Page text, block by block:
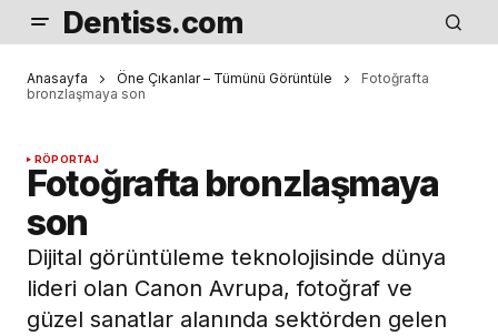
Dentiss.com
Anasayfa Öne Çıkanlar – Tümünü Görüntüle
Fotoğrafta
bronzlaşmaya son
RÖPORTAJ
Fotoğrafta bronzlaşmaya
son
Dijital görüntüleme teknolojisinde dünya
lideri olan Canon Avrupa, fotoğraf ve
güzel sanatlar alanında sektörden gelen